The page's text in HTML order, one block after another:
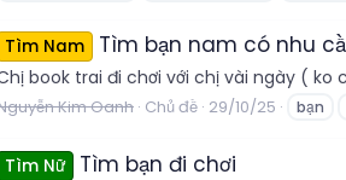
Tìm Nam Tìm bạn nam có nhu
book trai đi chơi với chị vài ngày (
Kim Oanh Chủ đề 29/10/25 bạn
Tìm Nữ Tìm bạn đi chơi